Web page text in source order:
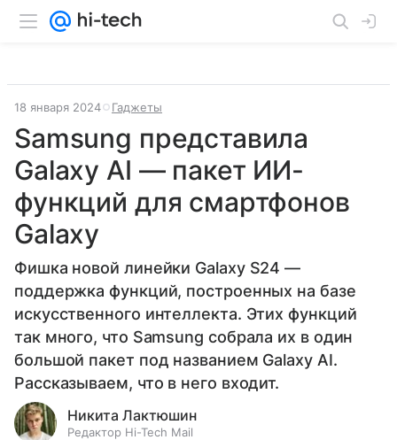
18 января 2024 Гаджеты
Samsung представила
Galaxy AI — пакет ИИ-
функций для смартфонов
Galaxy
Фишка новой линейки Galaxy S24 —
поддержка функций, построенных на базе
искусственного интеллекта. Этих функций
так много, что Samsung собрала их в один
большой пакет под названием Galaxy AI.
Рассказываем, что в него входит.
Никита Лактюшин
Редактор Hi-Tech Mail